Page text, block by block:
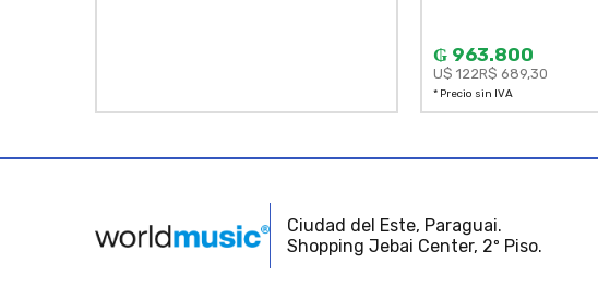
₲ 963.800
U$ 122R$ 689,30
* Precio sin IVA
Ciudad del Este, Paraguai.
Shopping Jebai Center, 2º Piso.